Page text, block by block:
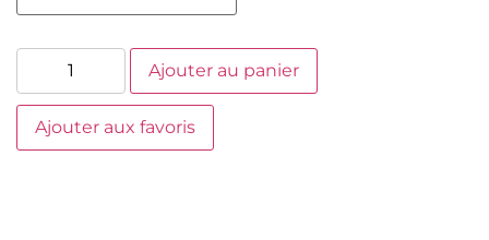
Ajouter au panier
Ajouter aux favoris